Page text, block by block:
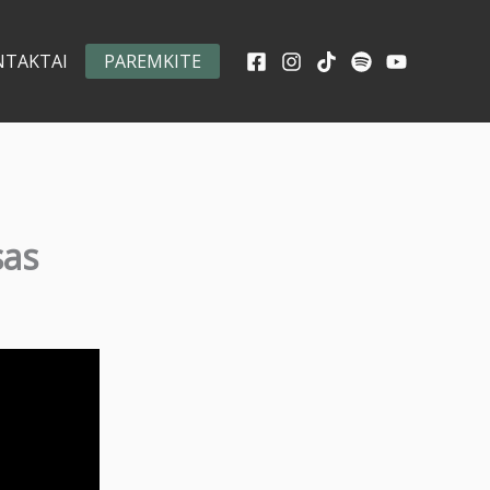
PAREMKITE